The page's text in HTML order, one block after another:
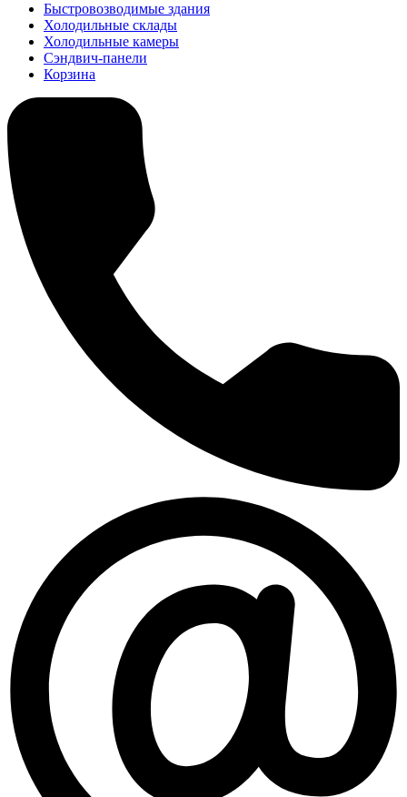
Быстровозводимые здания
Холодильные склады
Холодильные камеры
Сэндвич-панели
Корзина